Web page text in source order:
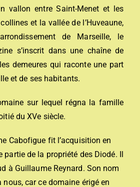
vallon entre Saint-Menet et les
et la vallée de l’Huveaune,
de Marseille, le
s’inscrit dans une chaîne de
demeures qui raconte une part
et de ses habitants.
sur lequel régna la famille
du XVe siècle.
Cabofigue fit l’acquisition en
partie de la propriété des Diodé. Il
à Guillaume Reynard. Son nom
nous, car ce domaine érigé en